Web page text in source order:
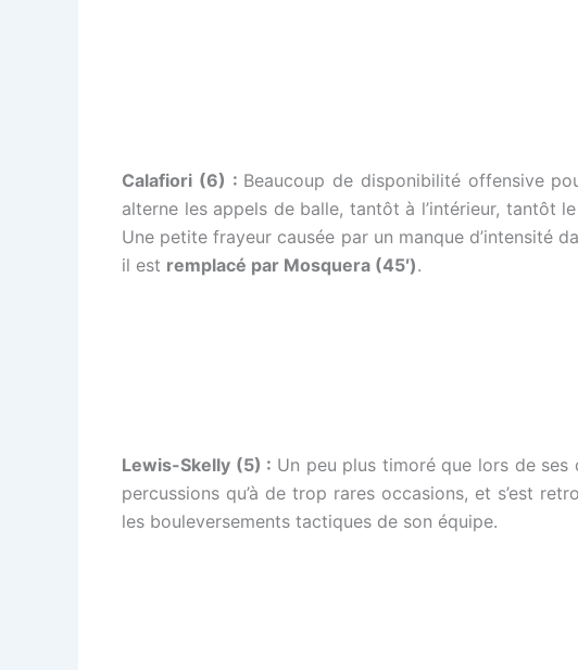
Calafiori (6) : Beaucoup de disponibilité offensive
alterne les appels de balle, tantôt à l’intérieur, tantôt
Une petite frayeur causée par un manque d’intensité
il est remplacé par Mosquera (45′).
Lewis-Skelly (5) : Un peu plus timoré que lors de ses
percussions qu’à de trop rares occasions, et s’est
les bouleversements tactiques de son équipe.